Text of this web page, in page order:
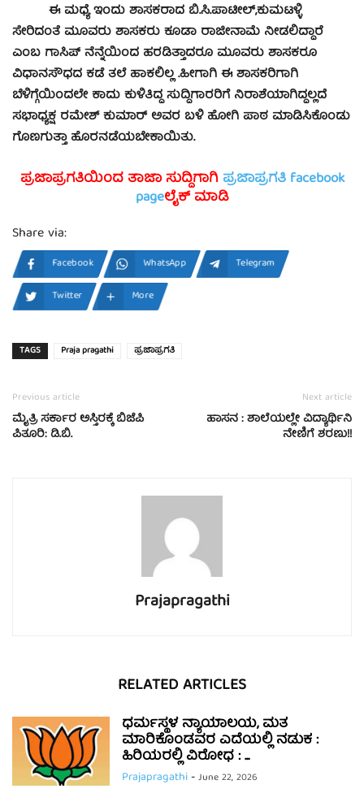
ಈ ಮಧ್ಯೆ ಇಂದು ಶಾಸಕರಾದ ಬಿ.ಸಿ.ಪಾಟೀಲ್,ಕುಮಟಳ್ಳಿ
ಸೇರಿದಂತೆ ಮೂವರು ಶಾಸಕರು ಕೂಡಾ ರಾಜೀನಾಮೆ ನೀಡಲಿದ್ದಾರೆ
ಎಂಬ ಗಾಸಿಪ್ ನೆನ್ನೆಯಿಂದ ಹರಡಿತ್ತಾದರೂ ಮೂವರು ಶಾಸಕರೂ
ವಿಧಾನಸೌಧದ ಕಡೆ ತಲೆ ಹಾಕಲಿಲ್ಲ .ಹೀಗಾಗಿ ಈ ಶಾಸಕರಿಗಾಗಿ
ಬೆಳಿಗ್ಗೆಯಿಂದಲೇ ಕಾದು ಕುಳಿತಿದ್ದ ಸುದ್ದಿಗಾರರಿಗೆ ನಿರಾಶೆಯಾಗಿದ್ದಲ್ಲದೆ
ಸಭಾಧ್ಯಕ್ಷ ರಮೇಶ್ ಕುಮಾರ್ ಅವರ ಬಳಿ ಹೋಗಿ ಪಾಠ ಮಾಡಿಸಿಕೊಂಡು
ಗೊಣಗುತ್ತಾ ಹೊರನಡೆಯಬೇಕಾಯಿತು.
ಪ್ರಜಾಪ್ರಗತಿಯಿಂದ ತಾಜಾ ಸುದ್ದಿಗಾಗಿ ಪ್ರಜಾಪ್ರಗತಿ facebook
pageಲೈಕ್ ಮಾಡಿ
Share via:
Facebook WhatsApp
Telegram
Twitter
More
TAGS Praja pragathi ಪ್ರಜಾಪ್ರಗತಿ
Previous article
ಮೈತ್ರಿ ಸರ್ಕಾರ ಅಸ್ತಿರಕ್ಕೆ ಬಿಜೆಪಿ
ಪಿತೂರಿ: ಡಿ.ಬಿ.
Next article
ಹಾಸನ : ಶಾಲೆಯಲ್ಲೇ ವಿದ್ಯಾರ್ಥಿನಿ
ನೇಣಿಗೆ ಶರಣು!!
Prajapragathi
RELATED ARTICLES
ಧರ್ಮಸ್ಥಳ ನ್ಯಾಯಾಲಯ, ಮತ
ಮಾರಿಕೊಂಡವರ ಎದೆಯಲ್ಲಿ ನಡುಕ :
ಹಿರಿಯರಲ್ಲಿ ವಿರೋಧ : ...
Prajapragathi-June 22, 2026